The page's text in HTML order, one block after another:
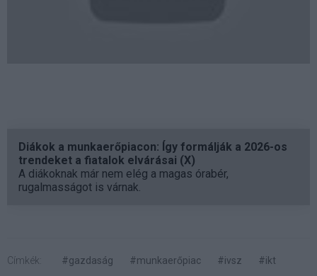
Diákok a munkaerőpiacon: Így formálják a 2026-os
trendeket a fiatalok elvárásai (X)
A diákoknak már nem elég a magas órabér,
rugalmasságot is várnak.
Címkék: #gazdaság #munkaerőpiac #ivsz
#ikt